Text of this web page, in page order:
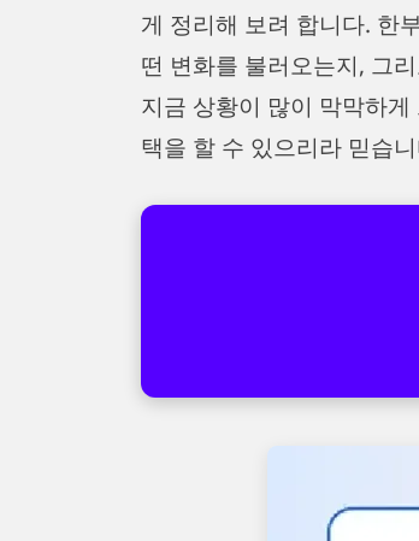
게 정리해 보려 합니다. 한
떤 변화를 불러오는지, 그
지금 상황이 많이 막막하
택을 할 수 있으리라 믿습